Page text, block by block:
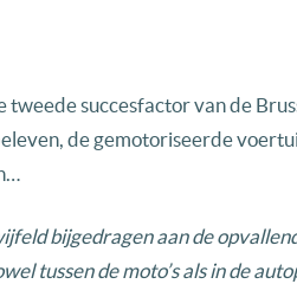
succesfactor van de
de gemotoriseerde
bijgedragen aan de
tussen de moto’s als in de